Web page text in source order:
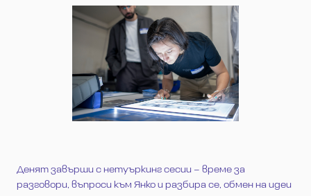
Денят завърши с нетуъркинг сесии – време за
разговори, въпроси към Янко и разбира се, обмен на идеи